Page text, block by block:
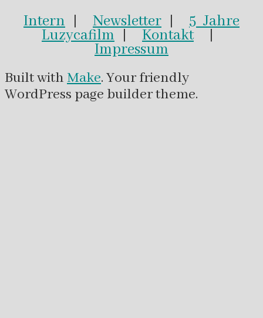
Intern Newsletter 5 Jahre
Luzycafilm Kontakt|
Impressum
Built with Make. Your friendly
WordPress page builder theme.